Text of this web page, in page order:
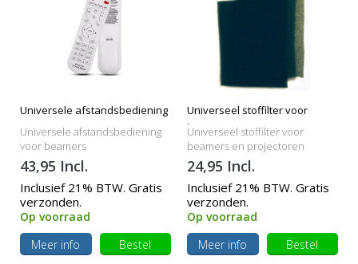
Universele afstandsbediening
Universele afstandsbediening
voor beamers
43,95 Incl.
Inclusief 21% BTW. Gratis
verzonden.
Op voorraad
Meer info
Bestel
Universeel stoffilter voor
beamers
Universeel stoffilter voor
beamers en projectoren
24,95 Incl.
Inclusief 21% BTW. Gratis
verzonden.
Op voorraad
Meer info
Bestel